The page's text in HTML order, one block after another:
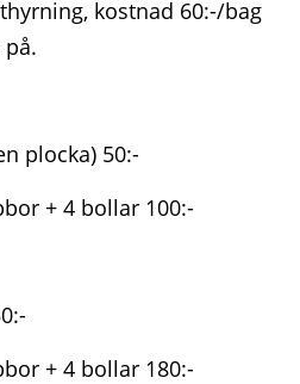
kostnad 60:-/bag
plocka) 50:-
+ 4 bollar 100:-
+ 4 bollar 180:-